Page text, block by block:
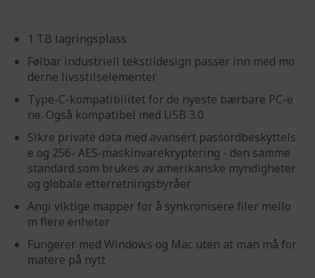
1 TB lagringsplass
Følbar industriell tekstildesign passer inn med mo
derne livsstilselementer
Type-C-kompatibilitet for de nyeste bærbare PC-e
ne. Også kompatibel med USB 3.0
Sikre private data med avansert passordbeskyttels
e og 256- AES-maskinvarekryptering - den samme
standard som brukes av amerikanske myndigheter
og globale etterretningsbyråer
Angi viktige mapper for å synkronisere filer mello
m flere enheter
Fungerer med Windows og Mac uten at man må for
matere på nytt